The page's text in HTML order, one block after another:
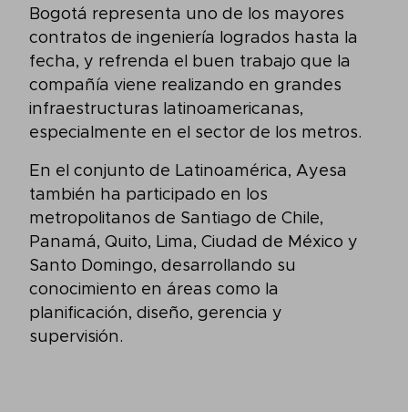
Bogotá representa uno de los mayores
contratos de ingeniería logrados hasta la
fecha, y refrenda el buen trabajo que la
compañía viene realizando en grandes
infraestructuras latinoamericanas,
especialmente en el sector de los metros.
En el conjunto de Latinoamérica, Ayesa
también ha participado en los
metropolitanos de Santiago de Chile,
Panamá, Quito, Lima, Ciudad de México y
Santo Domingo, desarrollando su
conocimiento en áreas como la
planificación, diseño, gerencia y
supervisión.